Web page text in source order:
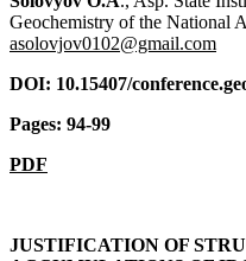
Geochemistry of the National
asolovjov0102@gmail.com
DOI: 10.15407/
Pages: 94-99
PDF
JUSTIFICATION OF